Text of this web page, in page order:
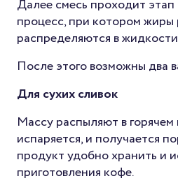
Далее смесь проходит этап
процесс, при котором
распределяются в
После этого возможны два
Для сухих сливок
Массу распыляют в горячем
испаряется, и получается
продукт удобно хранить и
приготовления кофе.